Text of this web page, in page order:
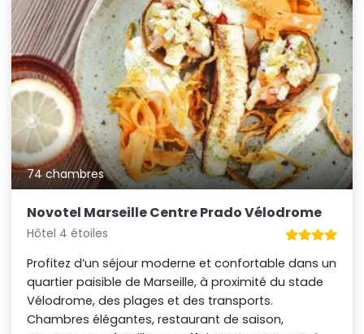
74 chambres
Novotel Marseille Centre Prado Vélodrome
Hôtel 4 étoiles
Profitez d’un séjour moderne et confortable dans un
quartier paisible de Marseille, à proximité du stade
Vélodrome, des plages et des transports.
Chambres élégantes, restaurant de saison,